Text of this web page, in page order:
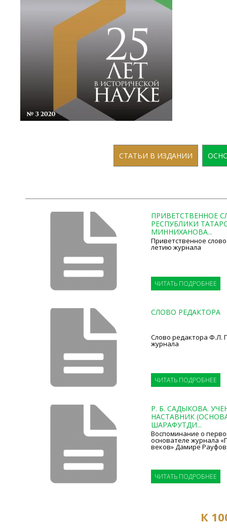
СТАТЬИ В ИЗДАНИИ
ПРИВЕТСТВЕННОЕ
РЕСПУБЛИКИ
МИННИХАНОВА...
Приветственное
летию журнала
ЧИТАТЬ ПОДРОБНЕЕ
СЛОВО РЕДАКТОРА
Слово редактора Ф.Л.
журнала
ЧИТАТЬ ПОДРОБНЕЕ
Р. Б. САДЫКОВА.
НАСТАВНИК
ШАРАФУТДИ...
Воспоминание о
основателе журнала
веков» Дамире
ЧИТАТЬ ПОДРОБНЕЕ
К